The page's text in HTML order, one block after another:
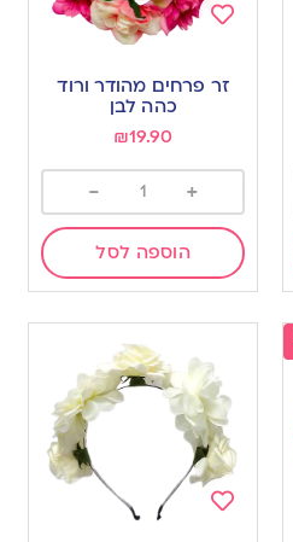
to
wishlist
זר פרחים מהודר ורוד
כהה לבן
₪19.90
+
-
הוספה לסל